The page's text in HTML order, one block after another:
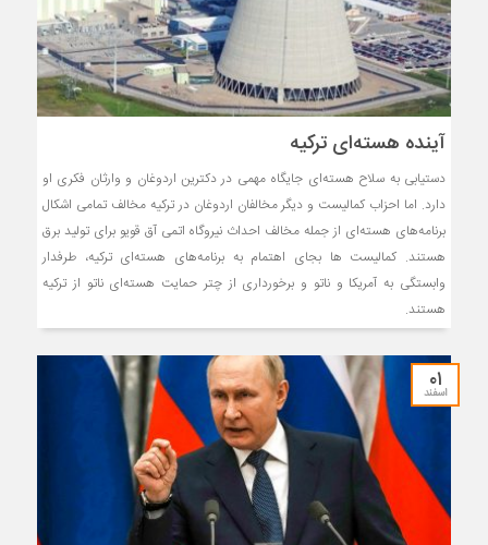
آینده هسته‌ای ترکیه
دستیابی به سلاح هسته‌ای جایگاه مهمی در دکترین اردوغان و وارثان فکری او
دارد. اما احزاب کمالیست و دیگر مخالفان اردوغان در ترکیه مخالف تمامی اشکال
برنامه‌های هسته‌ای از جمله مخالف احداث نیروگاه اتمی آق قویو برای تولید برق
هستند. کمالیست ها بجای اهتمام به برنامه‌های هسته‌ای ترکیه، طرفدار
وابستگی به آمریکا و ناتو و برخورداری از چتر حمایت هسته‌ای ناتو از ترکیه
هستند.
۰۱
اسفند